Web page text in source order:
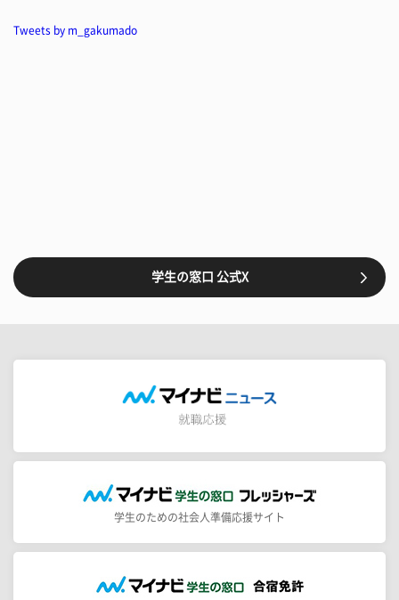
Tweets by m_gakumado
学生の窓口 公式X
学生のための社会人準備応援サイト